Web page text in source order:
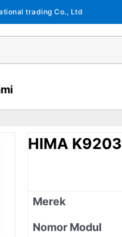
trading Co., Ltd
HIMA K9203
Merek
Nomor Modul